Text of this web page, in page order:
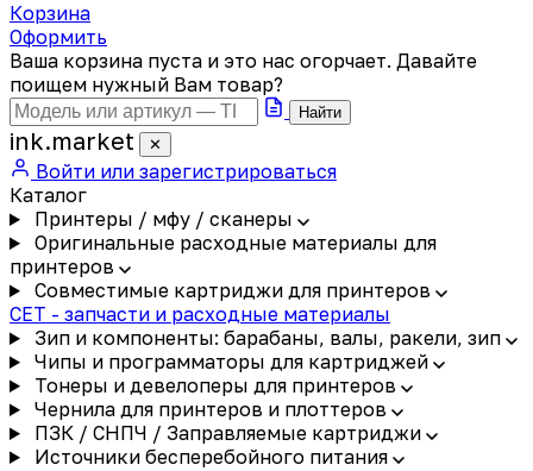
Корзина
Оформить
Ваша корзина пуста и это нас огорчает. Давайте
поищем нужный Вам товар?
Найти
ink.market ✕
Войти или зарегистрироваться
Каталог
Принтеры / мфу / сканеры
Оригинальные расходные материалы для
принтеров
Совместимые картриджи для принтеров
CET - запчасти и расходные материалы
Зип и компоненты: барабаны, валы, ракели, зип
Чипы и программаторы для картриджей
Тонеры и девелоперы для принтеров
Чернила для принтеров и плоттеров
ПЗК / СНПЧ / Заправляемые картриджи
Источники бесперебойного питания